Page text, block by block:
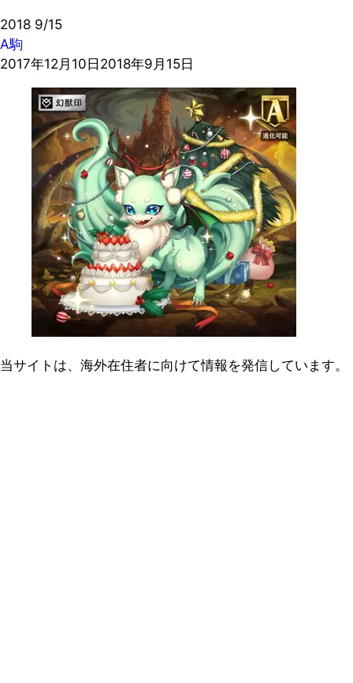
2018 9/15
A駒
2017年12月10日 2018年9月15日
当サイトは、海外在住者に向けて情報を発信しています。